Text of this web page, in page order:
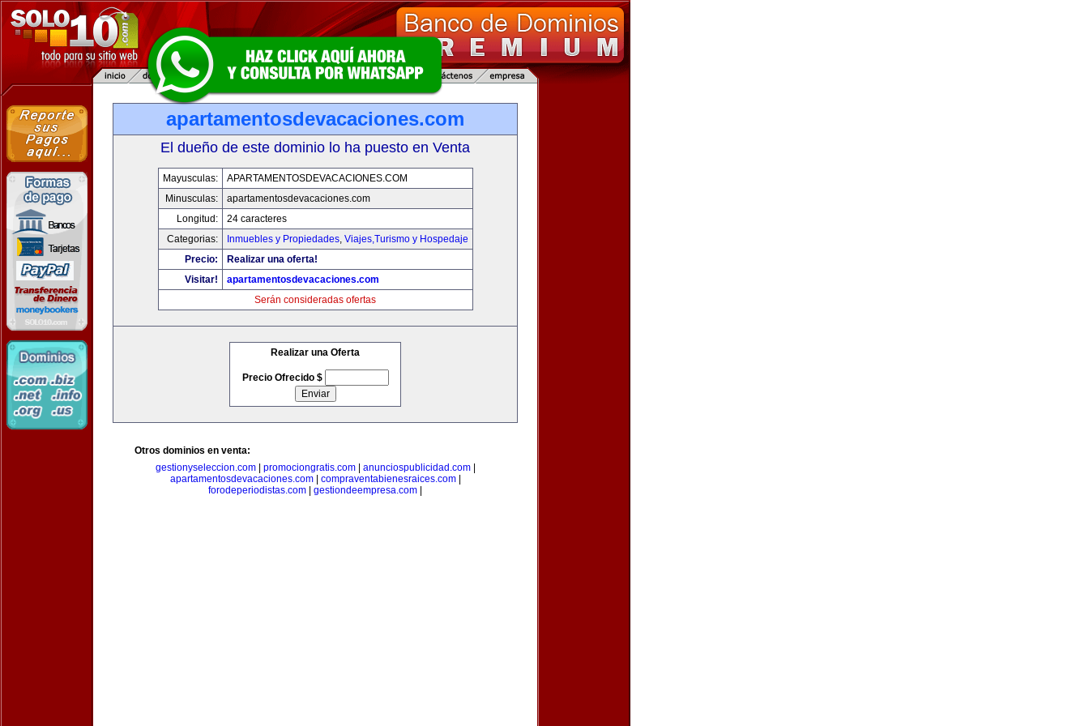
apartamentosdevacaciones.com
El dueño de este dominio lo ha puesto en Venta
Mayusculas:
APARTAMENTOSDEVACACIONES.COM
Minusculas:
apartamentosdevacaciones.com
Longitud:
24 caracteres
Categorias:
Inmuebles y Propiedades, Viajes,Turismo y Hospedaje
Precio:
Realizar una oferta!
Visitar!
apartamentosdevacaciones.com
Serán consideradas ofertas
Realizar una Oferta
Precio Ofrecido $
Otros dominios en venta:
gestionyseleccion.com| promociongratis.com| anunciospublicidad.com|
apartamentosdevacaciones.com| compraventabienesraices.com|
forodeperiodistas.com
gestiondeempresa.com